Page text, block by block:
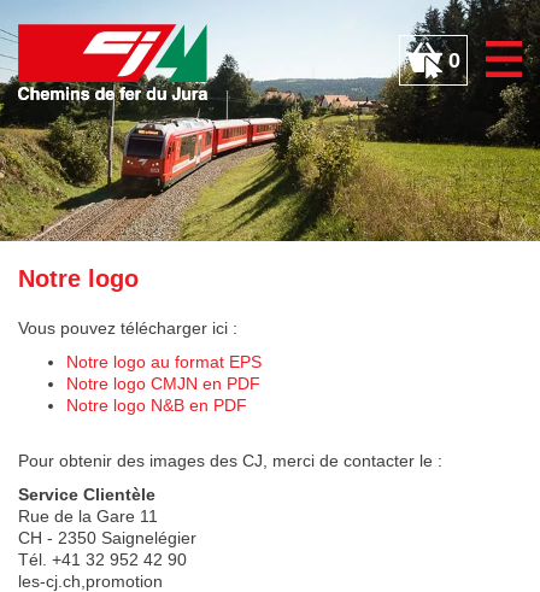
0
Notre logo
Vous pouvez télécharger ici :
Notre logo au format EPS
Notre logo CMJN en PDF
Notre logo N&B en PDF
Pour obtenir des images des CJ, merci de contacter le :
Service Clientèle
Rue de la Gare 11
CH - 2350 Saignelégier
Tél. +41 32 952 42 90
les-cj.ch,promotion